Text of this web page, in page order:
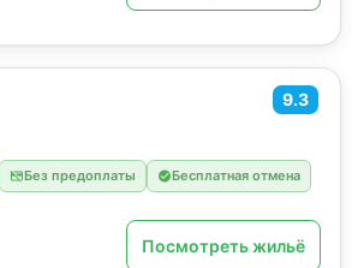
9.3
Без предоплаты Бесплатная отмена
Посмотреть жильё